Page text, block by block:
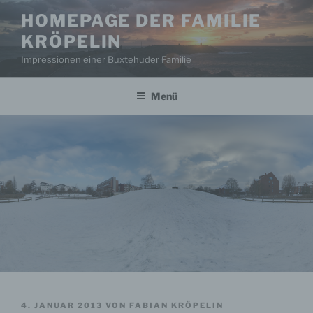
Inhalt
springen
HOMEPAGE DER FAMILIE
KRÖPELIN
Impressionen einer Buxtehuder Familie
Menü
VERÖFFENTLICHT
4. JANUAR 2013 VON FABIAN KRÖPELIN